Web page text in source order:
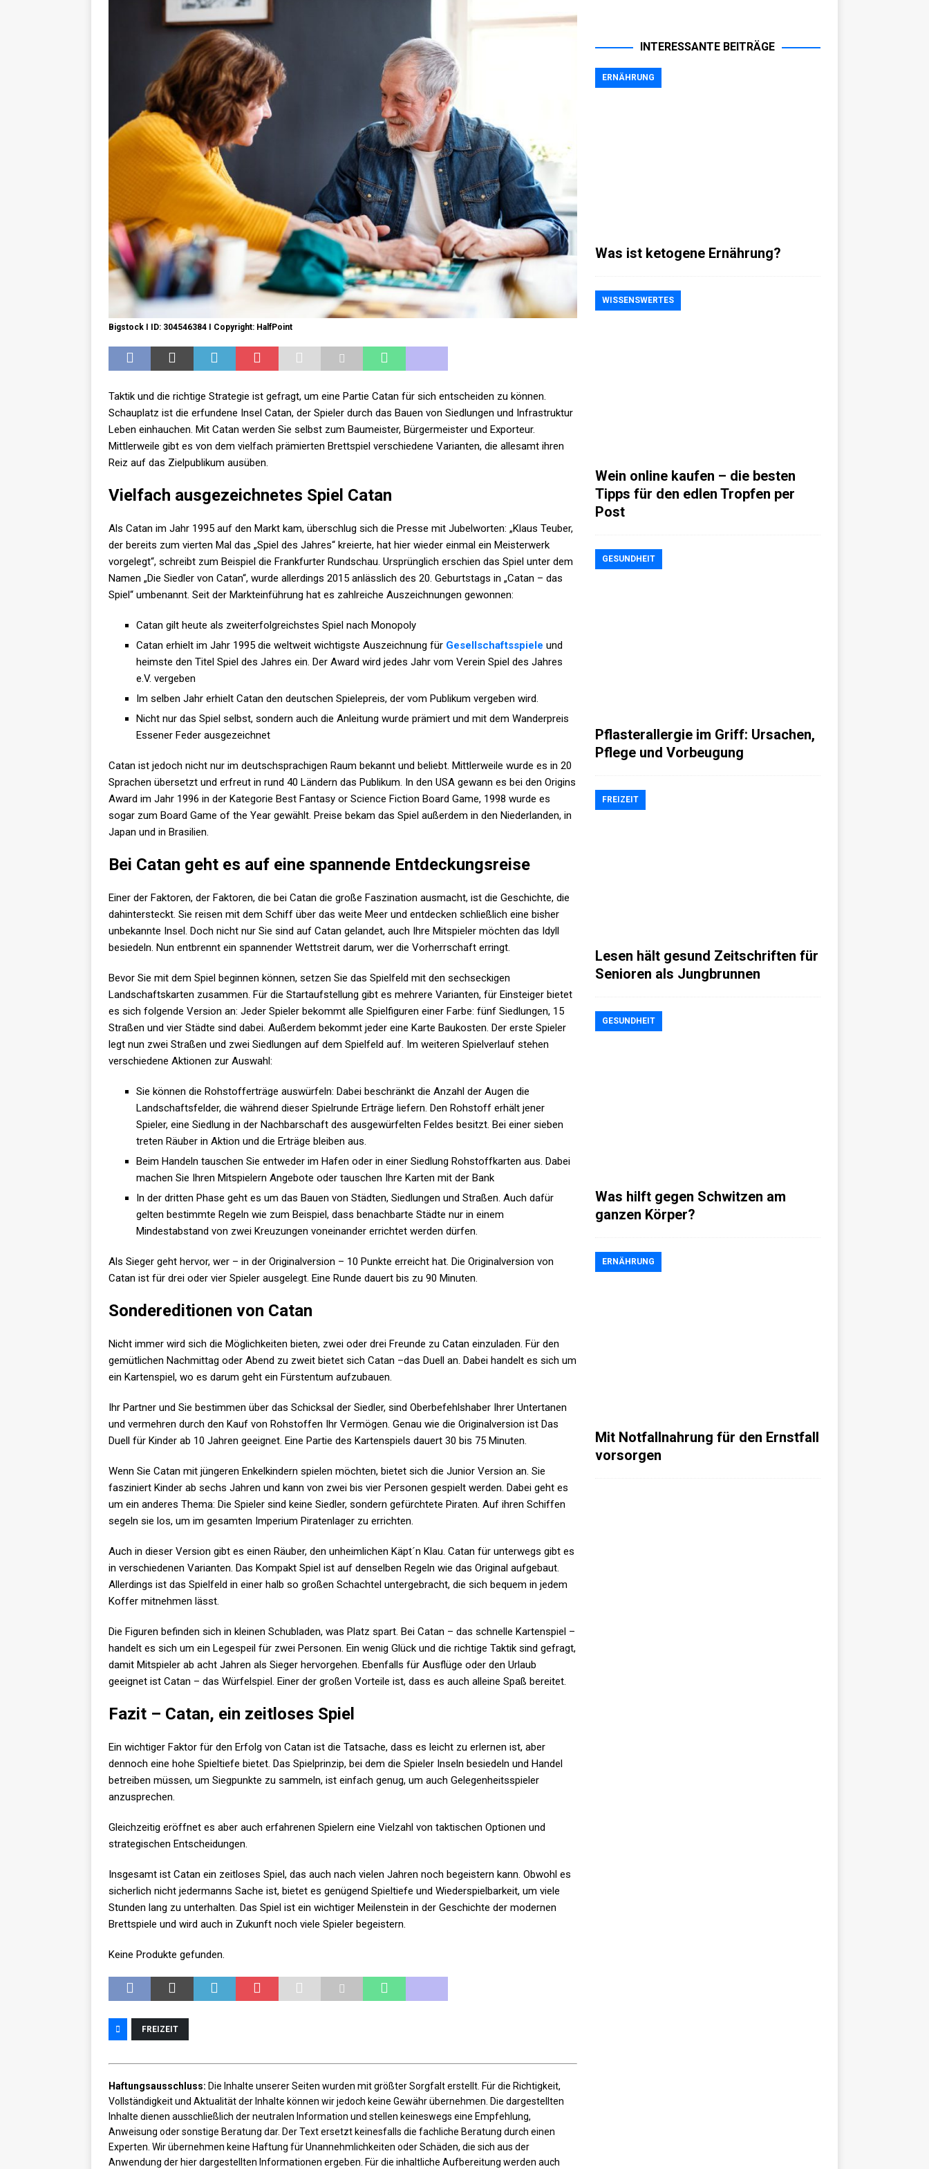
GESUNDHEIT
Bigstock I ID: 304546384 I Copyright: HalfPoint
Taktik und die richtige Strategie ist gefragt, um eine Partie Catan für sich entscheiden zu können.
Schauplatz ist die erfundene Insel Catan, der Spieler durch das Bauen von Siedlungen und Infrastruktur
Leben einhauchen. Mit Catan werden Sie selbst zum Baumeister, Bürgermeister und Exporteur.
Mittlerweile gibt es von dem vielfach prämierten Brettspiel verschiedene Varianten, die allesamt ihren
Reiz auf das Zielpublikum ausüben.
Vielfach ausgezeichnetes Spiel Catan
Als Catan im Jahr 1995 auf den Markt kam, überschlug sich die Presse mit Jubelworten: „Klaus Teuber,
der bereits zum vierten Mal das „Spiel des Jahres“ kreierte, hat hier wieder einmal ein Meisterwerk
vorgelegt“, schreibt zum Beispiel die Frankfurter Rundschau. Ursprünglich erschien das Spiel unter dem
Namen „Die Siedler von Catan“, wurde allerdings 2015 anlässlich des 20. Geburtstags in „Catan – das
Spiel“ umbenannt. Seit der Markteinführung hat es zahlreiche Auszeichnungen gewonnen:
Catan gilt heute als zweiterfolgreichstes Spiel nach Monopoly
Catan erhielt im Jahr 1995 die weltweit wichtigste Auszeichnung für Gesellschaftsspiele und
heimste den Titel Spiel des Jahres ein. Der Award wird jedes Jahr vom Verein Spiel des Jahres
e.V. vergeben
Im selben Jahr erhielt Catan den deutschen Spielepreis, der vom Publikum vergeben wird.
Nicht nur das Spiel selbst, sondern auch die Anleitung wurde prämiert und mit dem Wanderpreis
Essener Feder ausgezeichnet
Catan ist jedoch nicht nur im deutschsprachigen Raum bekannt und beliebt. Mittlerweile wurde es in 20
Sprachen übersetzt und erfreut in rund 40 Ländern das Publikum. In den USA gewann es bei den Origins
Award im Jahr 1996 in der Kategorie Best Fantasy or Science Fiction Board Game, 1998 wurde es
sogar zum Board Game of the Year gewählt. Preise bekam das Spiel außerdem in den Niederlanden, in
Japan und in Brasilien.
Bei Catan geht es auf eine spannende Entdeckungsreise
Einer der Faktoren, der Faktoren, die bei Catan die große Faszination ausmacht, ist die Geschichte, die
dahintersteckt. Sie reisen mit dem Schiff über das weite Meer und entdecken schließlich eine bisher
unbekannte Insel. Doch nicht nur Sie sind auf Catan gelandet, auch Ihre Mitspieler möchten das Idyll
besiedeln. Nun entbrennt ein spannender Wettstreit darum, wer die Vorherrschaft erringt.
Bevor Sie mit dem Spiel beginnen können, setzen Sie das Spielfeld mit den sechseckigen
Landschaftskarten zusammen. Für die Startaufstellung gibt es mehrere Varianten, für Einsteiger bietet
es sich folgende Version an: Jeder Spieler bekommt alle Spielfiguren einer Farbe: fünf Siedlungen, 15
Straßen und vier Städte sind dabei. Außerdem bekommt jeder eine Karte Baukosten. Der erste Spieler
legt nun zwei Straßen und zwei Siedlungen auf dem Spielfeld auf. Im weiteren Spielverlauf stehen
verschiedene Aktionen zur Auswahl:
Sie können die Rohstofferträge auswürfeln: Dabei beschränkt die Anzahl der Augen die
Landschaftsfelder, die während dieser Spielrunde Erträge liefern. Den Rohstoff erhält jener
Spieler, eine Siedlung in der Nachbarschaft des ausgewürfelten Feldes besitzt. Bei einer sieben
treten Räuber in Aktion und die Erträge bleiben aus.
Beim Handeln tauschen Sie entweder im Hafen oder in einer Siedlung Rohstoffkarten aus. Dabei
machen Sie Ihren Mitspielern Angebote oder tauschen Ihre Karten mit der Bank
In der dritten Phase geht es um das Bauen von Städten, Siedlungen und Straßen. Auch dafür
gelten bestimmte Regeln wie zum Beispiel, dass benachbarte Städte nur in einem
Mindestabstand von zwei Kreuzungen voneinander errichtet werden dürfen.
Als Sieger geht hervor, wer – in der Originalversion – 10 Punkte erreicht hat. Die Originalversion von
Catan ist für drei oder vier Spieler ausgelegt. Eine Runde dauert bis zu 90 Minuten.
Sondereditionen von Catan
Nicht immer wird sich die Möglichkeiten bieten, zwei oder drei Freunde zu Catan einzuladen. Für den
gemütlichen Nachmittag oder Abend zu zweit bietet sich Catan –das Duell an. Dabei handelt es sich um
ein Kartenspiel, wo es darum geht ein Fürstentum aufzubauen.
Ihr Partner und Sie bestimmen über das Schicksal der Siedler, sind Oberbefehlshaber Ihrer Untertanen
und vermehren durch den Kauf von Rohstoffen Ihr Vermögen. Genau wie die Originalversion ist Das
Duell für Kinder ab 10 Jahren geeignet. Eine Partie des Kartenspiels dauert 30 bis 75 Minuten.
Wenn Sie Catan mit jüngeren Enkelkindern spielen möchten, bietet sich die Junior Version an. Sie
fasziniert Kinder ab sechs Jahren und kann von zwei bis vier Personen gespielt werden. Dabei geht es
um ein anderes Thema: Die Spieler sind keine Siedler, sondern gefürchtete Piraten. Auf ihren Schiffen
segeln sie los, um im gesamten Imperium Piratenlager zu errichten.
Auch in dieser Version gibt es einen Räuber, den unheimlichen Käpt´n Klau. Catan für unterwegs gibt es
in verschiedenen Varianten. Das Kompakt Spiel ist auf denselben Regeln wie das Original aufgebaut.
Allerdings ist das Spielfeld in einer halb so großen Schachtel untergebracht, die sich bequem in jedem
Koffer mitnehmen lässt.
Die Figuren befinden sich in kleinen Schubladen, was Platz spart. Bei Catan – das schnelle Kartenspiel –
handelt es sich um ein Legespeil für zwei Personen. Ein wenig Glück und die richtige Taktik sind gefragt,
damit Mitspieler ab acht Jahren als Sieger hervorgehen. Ebenfalls für Ausflüge oder den Urlaub
geeignet ist Catan – das Würfelspiel. Einer der großen Vorteile ist, dass es auch alleine Spaß bereitet.
Fazit – Catan, ein zeitloses Spiel
Ein wichtiger Faktor für den Erfolg von Catan ist die Tatsache, dass es leicht zu erlernen ist, aber
dennoch eine hohe Spieltiefe bietet. Das Spielprinzip, bei dem die Spieler Inseln besiedeln und Handel
betreiben müssen, um Siegpunkte zu sammeln, ist einfach genug, um auch Gelegenheitsspieler
anzusprechen.
Gleichzeitig eröffnet es aber auch erfahrenen Spielern eine Vielzahl von taktischen Optionen und
strategischen Entscheidungen.
Insgesamt ist Catan ein zeitloses Spiel, das auch nach vielen Jahren noch begeistern kann. Obwohl es
sicherlich nicht jedermanns Sache ist, bietet es genügend Spieltiefe und Wiederspielbarkeit, um viele
Stunden lang zu unterhalten. Das Spiel ist ein wichtiger Meilenstein in der Geschichte der modernen
Brettspiele und wird auch in Zukunft noch viele Spieler begeistern.
Keine Produkte gefunden.
FREIZEIT
Haftungsausschluss: Die Inhalte unserer Seiten wurden mit größter Sorgfalt erstellt. Für die Richtigkeit,
Vollständigkeit und Aktualität der Inhalte können wir jedoch keine Gewähr übernehmen. Die dargestellten
Inhalte dienen ausschließlich der neutralen Information und stellen keineswegs eine Empfehlung,
Anweisung oder sonstige Beratung dar. Der Text ersetzt keinesfalls die fachliche Beratung durch einen
Experten. Wir übernehmen keine Haftung für Unannehmlichkeiten oder Schäden, die sich aus der
Anwendung der hier dargestellten Informationen ergeben. Für die inhaltliche Aufbereitung werden auch
INTERESSANTE BEITRÄGE
ERNÄHRUNG
Was ist ketogene Ernährung?
WISSENSWERTES
Wein online kaufen – die besten
Tipps für den edlen Tropfen per
Post
GESUNDHEIT
Pflasterallergie im Griff: Ursachen,
Pflege und Vorbeugung
FREIZEIT
Lesen hält gesund Zeitschriften für
Senioren als Jungbrunnen
GESUNDHEIT
Was hilft gegen Schwitzen am
ganzen Körper?
ERNÄHRUNG
Mit Notfallnahrung für den Ernstfall
vorsorgen